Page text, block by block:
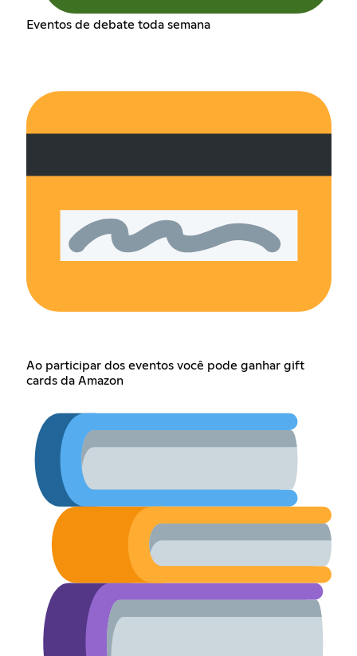
Eventos de debate toda semana
Ao participar dos eventos você pode ganhar gift
cards da Amazon